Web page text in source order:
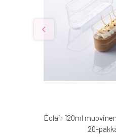
Éclair 120ml
20-